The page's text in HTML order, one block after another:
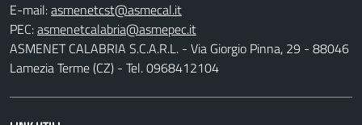
E-mail:
PEC:
ASMENET CALABRIA S.C.A.R.L. - Via Giorgio Pinna, 29 - 88046
Lamezia Terme (CZ) - Tel. 0968412104